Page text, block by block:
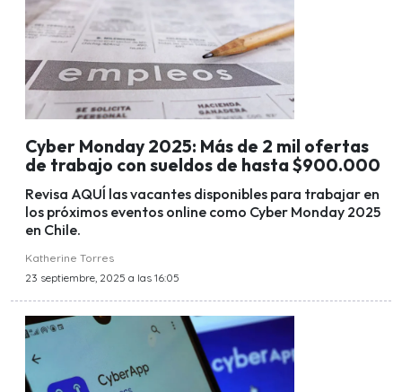
Cyber Monday 2025: Más de 2 mil ofertas
de trabajo con sueldos de hasta $900.000
Revisa AQUÍ las vacantes disponibles para trabajar en
los próximos eventos online como Cyber Monday 2025
en Chile.
Katherine Torres
23 septiembre, 2025 a las 16:05